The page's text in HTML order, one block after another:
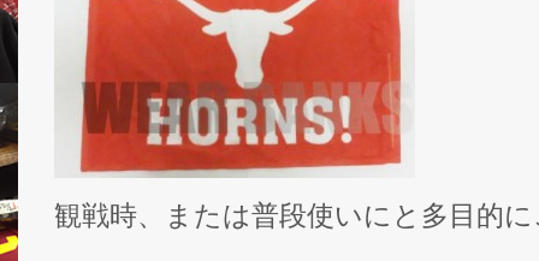
観戦時、または普段使いにと多目的